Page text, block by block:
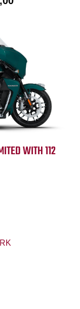
WITH 112